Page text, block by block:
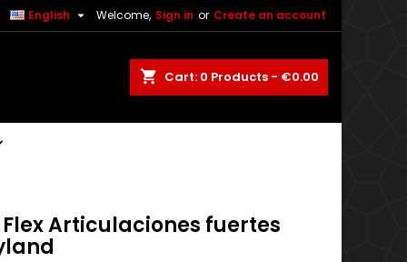
Welcome, Sign in or Create an account
English 
shopping_cart Cart: 0 Products - €0.00
Articulaciones fuertes